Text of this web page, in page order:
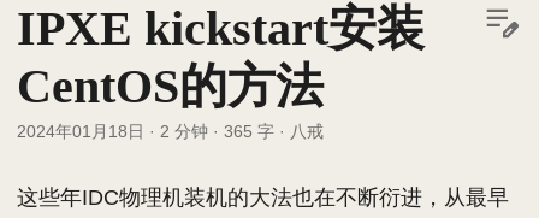
IPXE kickstart安装
CentOS的方法
2024年01月18日 · 2 分钟 · 365 字 · 八戒
这些年IDC物理机装机的大法也在不断衍进，从最早